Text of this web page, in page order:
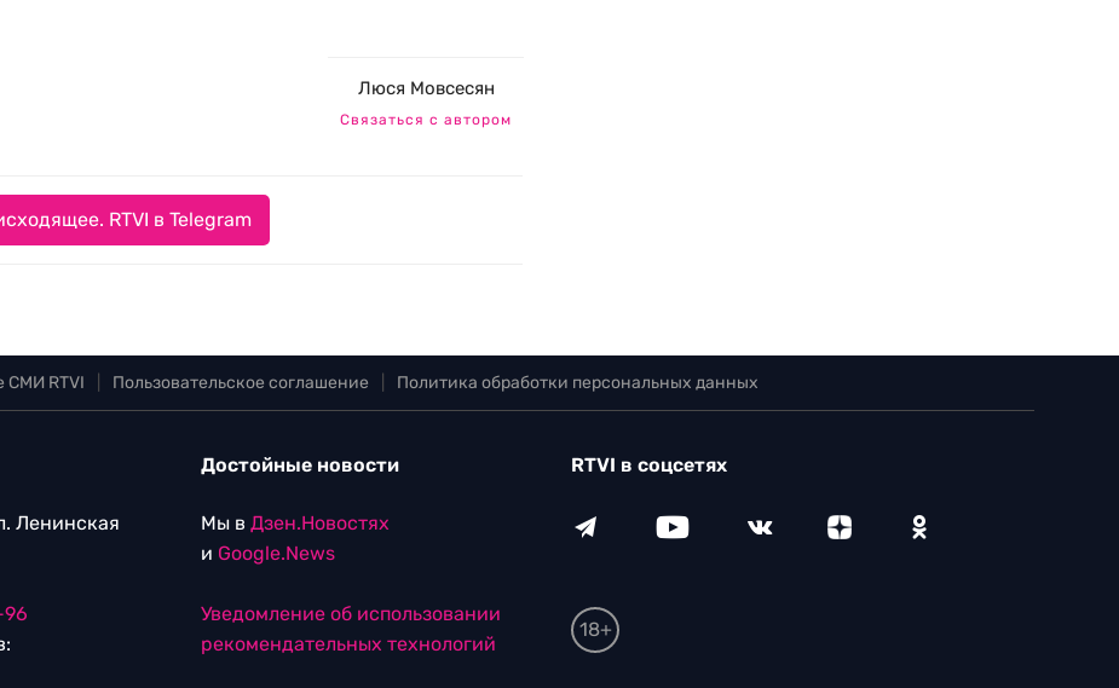
Люся Мовсесян
Связаться с автором
RTVI в Telegram
СМИ RTVI Пользовательское соглашение Политика обработки персональных данных
Ленинская
96
Достойные новости
Мы в Дзен.Новостях
и Google.News
Уведомление об использовании
рекомендательных технологий
RTVI в соцсетях
18+